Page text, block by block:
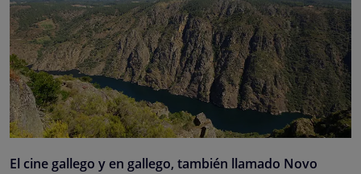
El cine gallego y en gallego, también llamado Novo